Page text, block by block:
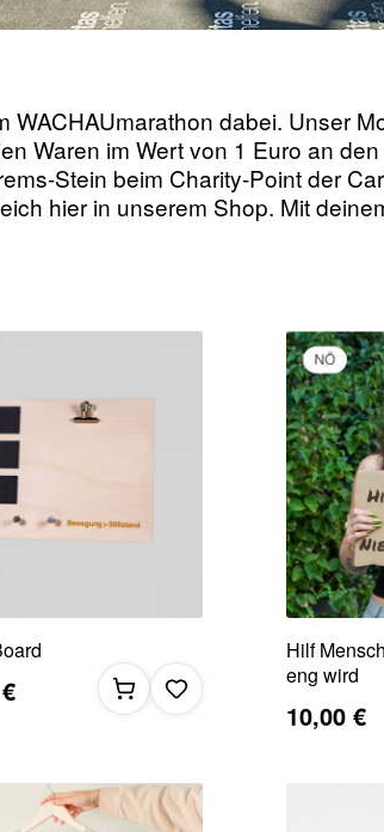
dabei. Unser
Waren im Wert von 1 Euro an
Stein beim Charity-Point der
hier in unserem Shop. Mit
Hilf
eng wird
10,00 €